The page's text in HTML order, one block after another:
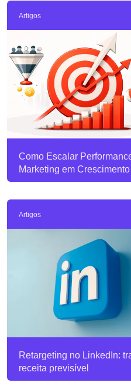
Artigos
Como Escalar
Marketing em
Artigos
Retargeting no LinkedIn:
receita previsível